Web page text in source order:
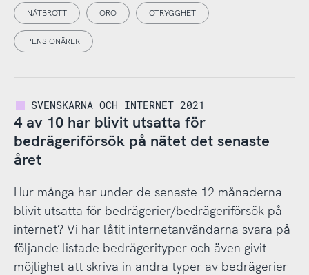
NÄTBROTT ORO OTRYGGHET
PENSIONÄRER
SVENSKARNA OCH INTERNET 2021
4 av 10 har blivit utsatta för
bedrägeriförsök på nätet det senaste
året
Hur många har under de senaste 12 månaderna
blivit utsatta för bedrägerier/bedrägeriförsök på
internet? Vi har låtit internetanvändarna svara på
följande listade bedrägerityper och även givit
möjlighet att skriva in andra typer av bedrägerier